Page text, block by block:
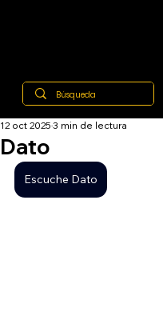
Dato
12 oct 2025 3 min de lectura
Escuche Dato